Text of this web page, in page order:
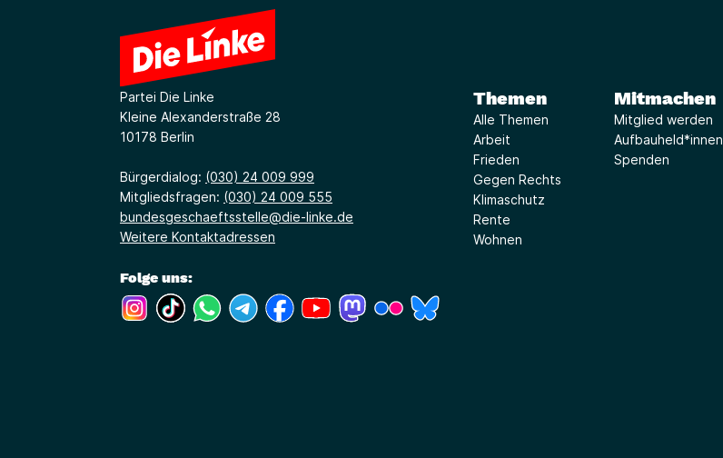
Partei Die Linke
Kleine Alexanderstraße 28
10178 Berlin
Bürgerdialog: (030) 24 009 999
Mitgliedsfragen: (030) 24 009 555
bundesgeschaeftsstelle@die-linke.de
Weitere Kontaktadressen
Folge uns:
(Link öffnet ein neues Fenster)
(Link öffnet ein neues Fenster)
(Link öffnet ein neues Fenster)
(Link öffnet ein neues Fenster)
(Link öffnet ein neues Fenster)
(Link öffnet ein neues Fenster)
(Link öffnet ein neues Fenster)
(Link öffnet ein neues Fenster)
Themen
Alle Themen
Arbeit
Frieden
Gegen Rechts
Klimaschutz
Rente
Wohnen
Mitmachen
Mitglied werden
Aufbauheld*innen
Spenden